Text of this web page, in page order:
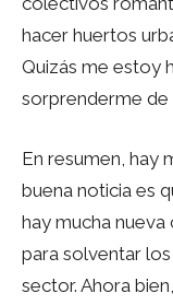
hacer huertos
Quizás me estoy
sorprenderme de
En resumen, hay
buena noticia es
hay mucha
para solventar
sector. Ahora